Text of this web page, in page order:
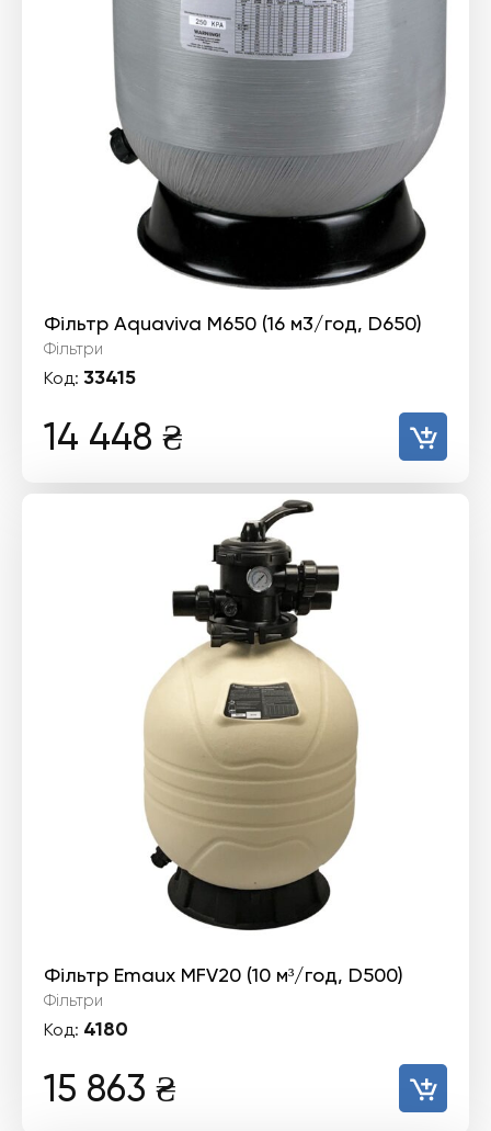
Фільтр Aquaviva M650 (16 м3/год, D650)
Фільтри
Код: 33415
14 448 ₴
Фільтр Emaux MFV20 (10 м³/год, D500)
Фільтри
Код: 4180
15 863 ₴